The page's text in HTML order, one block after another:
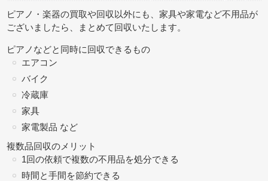
ピアノ・楽器の買取や回収以外にも、家具や家電など不用品が
ございましたら、
まとめて回収いたします。
ピアノなどと同時に回収できるもの
エアコン
バイク
冷蔵庫
家具
家電製品 など
複数品回収のメリット
1回の依頼で複数の不用品を処分できる
時間と手間を節約できる